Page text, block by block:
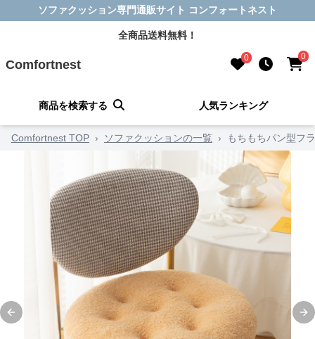
ソファクッション専門通販サイト コンフォートネスト
全商品送料無料！
Comfortnest 0 0
商品を検索する 人気ランキング
Comfortnest TOP › ソファクッションの一覧 › もちもちパン型フ
Previous slide